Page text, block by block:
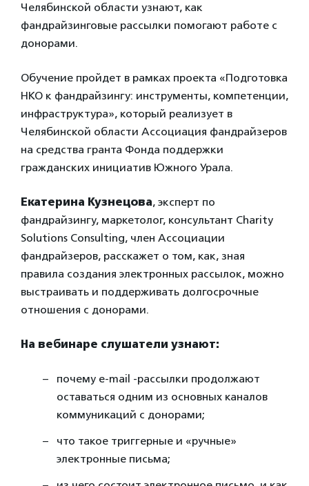
Челябинской области узнают, как
фандрайзинговые рассылки помогают работе с
донорами.
Обучение пройдет в рамках проекта «Подготовка
НКО к фандрайзингу: инструменты, компетенции,
инфраструктура», который реализует в
Челябинской области Ассоциация фандрайзеров
на средства гранта Фонда поддержки
гражданских инициатив Южного Урала.
Екатерина Кузнецова, эксперт по
фандрайзингу, маркетолог, консультант Charity
Solutions Consulting, член Ассоциации
фандрайзеров, расскажет о том, как, зная
правила создания электронных рассылок, можно
выстраивать и поддерживать долгосрочные
отношения с донорами.
На вебинаре слушатели узнают:
почему e-mail -рассылки продолжают
оставаться одним из основных каналов
коммуникаций с донорами;
что такое триггерные и «ручные»
электронные письма;